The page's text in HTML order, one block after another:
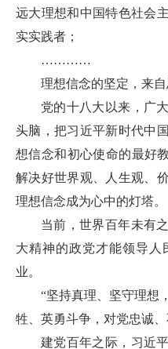
远大理想和中国特色社会
实实践者；
…………
理想信念的坚定，来自
党的十八大以来，广
头脑，把习近平新时代中
想信念和初心使命的最好
解决好世界观、人生观、
理想信念成为心中的灯塔。
当前，世界百年未有
大精神的政党才能领导
业。
“坚持真理、坚守理想
牲、英勇斗争，对党忠诚、
建党百年之际，习近